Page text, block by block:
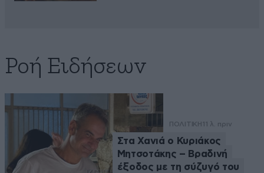
Ροή Ειδήσεων
ΠΟΛΙΤΙΚΗ 11 λ. πριν
Στα Χανιά ο Κυριάκος
Μητσοτάκης – Βραδινή
έξοδος με τη σύζυγό του